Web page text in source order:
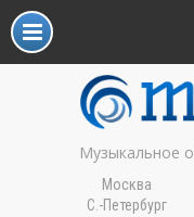
Музыкальное
Москва
С.-Петербург